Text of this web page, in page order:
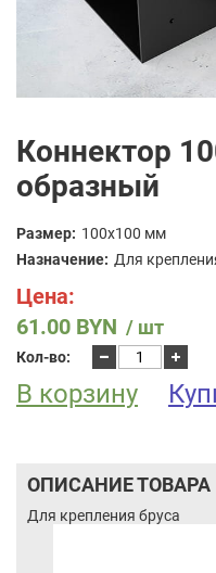
Коннектор
образный
Размер: 100х100 мм
Назначение: Для
Цена:
61.00 BYN / шт
Кол-во:
Количество
товара
Коннектор
100x100
В корзину
ОПИСАНИЕ ТОВАРА
Для крепления бруса